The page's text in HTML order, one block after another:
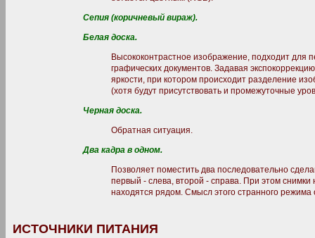
Сепия (коричневый вираж).
Белая доска.
Высококонтрастное изображение, подходит для
графических документов. Задавая
яркости, при котором происходит разделение
(хотя будут присутствовать и промежуточные
Черная доска.
Обратная ситуация.
Два кадра в одном.
Позволяет поместить два последовательно
первый - слева, второй - справа. При этом
находятся рядом. Смысл этого странного режима
ИСТОЧНИКИ ПИТАНИЯ